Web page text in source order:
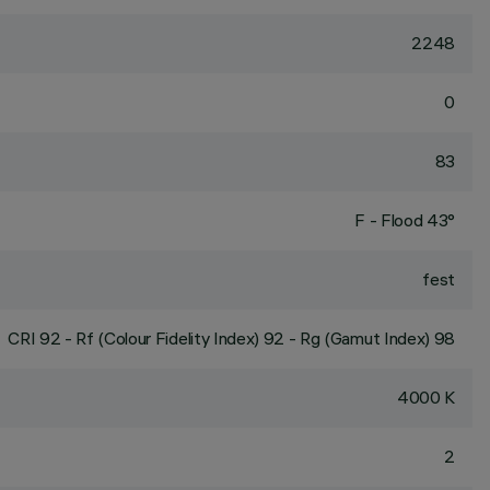
2248
0
83
F - Flood 43°
fest
CRI 92 - Rf (Colour Fidelity Index) 92 - Rg (Gamut Index) 98
4000 K
2